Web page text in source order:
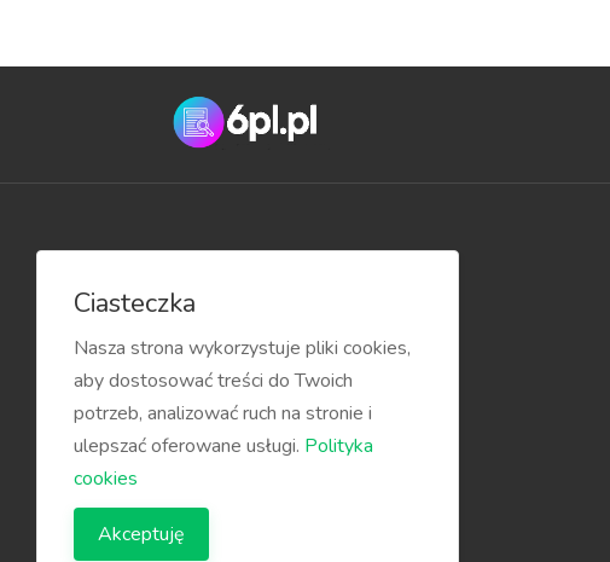
Ciasteczka
Nasza strona wykorzystuje pliki cookies,
aby dostosować treści do Twoich
potrzeb, analizować ruch na stronie i
ulepszać oferowane usługi. Polityka
cookies
Akceptuję